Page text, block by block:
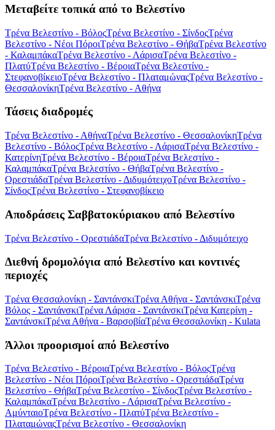
Μεταβείτε τοπικά από το Βελεστίνο
Τρένα Βελεστίνο - ΒόλοςΤρένα Βελεστίνο - ΣίνδοςΤρένα
Βελεστίνο - Νέοι ΠόροιΤρένα Βελεστίνο - ΘήβαΤρένα Βελεστίνο
- ΚαλαμπάκαΤρένα Βελεστίνο - ΛάρισαΤρένα Βελεστίνο -
ΠλατύΤρένα Βελεστίνο - ΒέροιαΤρένα Βελεστίνο -
ΣτεφανοβίκειοΤρένα Βελεστίνο - ΠλαταμώναςΤρένα Βελεστίνο -
ΘεσσαλονίκηΤρένα Βελεστίνο - Αθήνα
Τάσεις διαδρομές
Τρένα Βελεστίνο - ΑθήναΤρένα Βελεστίνο - ΘεσσαλονίκηΤρένα
Βελεστίνο - ΒόλοςΤρένα Βελεστίνο - ΛάρισαΤρένα Βελεστίνο -
ΚατερίνηΤρένα Βελεστίνο - ΒέροιαΤρένα Βελεστίνο -
ΚαλαμπάκαΤρένα Βελεστίνο - ΘήβαΤρένα Βελεστίνο -
ΟρεστιάδαΤρένα Βελεστίνο - ΔιδυμότειχοΤρένα Βελεστίνο -
ΣίνδοςΤρένα Βελεστίνο - Στεφανοβίκειο
Αποδράσεις Σαββατοκύριακου από Βελεστίνο
Τρένα Βελεστίνο - ΟρεστιάδαΤρένα Βελεστίνο - Διδυμότειχο
Διεθνή δρομολόγια από Βελεστίνο και κοντινές
περιοχές
Τρένα Θεσσαλονίκη - ΣαντάνσκιΤρένα Αθήνα - ΣαντάνσκιΤρένα
Βόλος - ΣαντάνσκιΤρένα Λάρισα - ΣαντάνσκιΤρένα Κατερίνη -
ΣαντάνσκιΤρένα Αθήνα - ΒαρσοβίαΤρένα Θεσσαλονίκη - Kulata
Άλλοι προορισμοί από Βελεστίνο
Τρένα Βελεστίνο - ΒέροιαΤρένα Βελεστίνο - ΒόλοςΤρένα
Βελεστίνο - Νέοι ΠόροιΤρένα Βελεστίνο - ΟρεστιάδαΤρένα
Βελεστίνο - ΘήβαΤρένα Βελεστίνο - ΣίνδοςΤρένα Βελεστίνο -
ΚαλαμπάκαΤρένα Βελεστίνο - ΛάρισαΤρένα Βελεστίνο -
ΑμύνταιοΤρένα Βελεστίνο - ΠλατύΤρένα Βελεστίνο -
ΠλαταμώναςΤρένα Βελεστίνο - Θεσσαλονίκη